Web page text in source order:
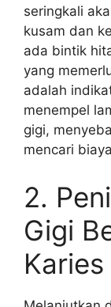
seringkali
kusam dan
ada bintik
yang
adalah
menempel
gigi,
mencari
2.
Gigi
Karies